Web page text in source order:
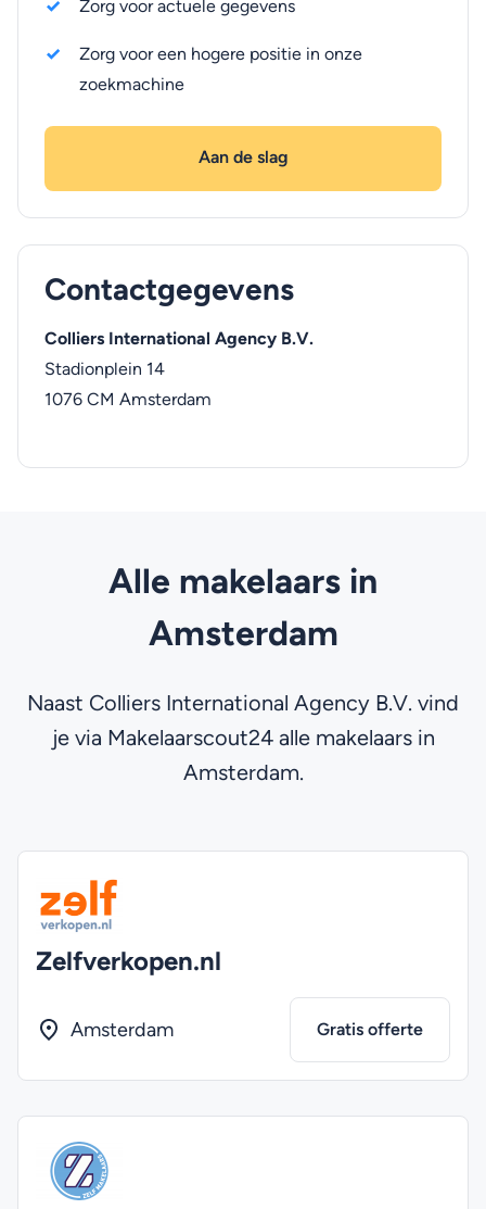
Zorg voor actuele gegevens
Zorg voor een hogere positie in onze
zoekmachine
Aan de slag
Contactgegevens
Colliers International Agency B.V.
Stadionplein 14
1076 CM Amsterdam
Alle makelaars in
Amsterdam
Naast Colliers International Agency B.V. vind
je via Makelaarscout24 alle makelaars in
Amsterdam.
Zelfverkopen.nl
Amsterdam Gratis offerte